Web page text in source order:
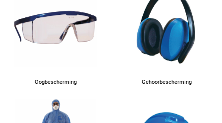
Oogbescherming Gehoorbescherming